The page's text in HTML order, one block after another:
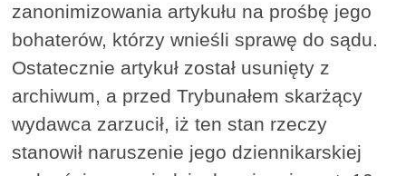
zanonimizowania artykułu na prośbę jego
bohaterów, którzy wnieśli sprawę do sądu.
Ostatecznie artykuł został usunięty z
archiwum, a przed Trybunałem skarżący
wydawca zarzucił, iż ten stan rzeczy
stanowił naruszenie jego dziennikarskiej